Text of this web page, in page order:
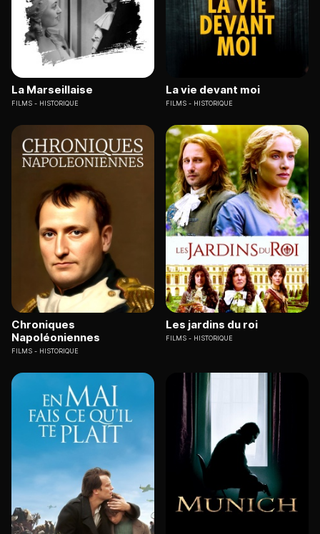
La Marseillaise
FILMS HISTORIQUE
La vie devant moi
FILMS HISTORIQUE
Chroniques
Napoléoniennes
FILMS HISTORIQUE
Les jardins du roi
FILMS HISTORIQUE